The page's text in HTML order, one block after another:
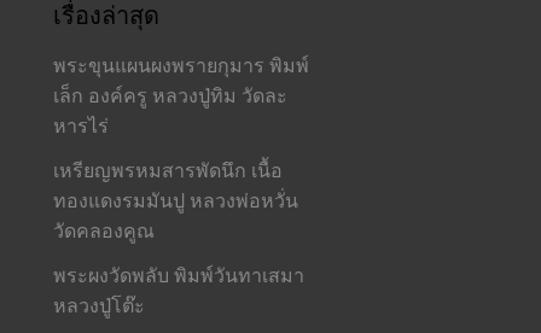
เรื่องล่าสุด
พระขุนแผนผงพรายกุมาร พิมพ์
เล็ก องค์ครู หลวงปู่ทิม วัดละ
หารไร่
เหรียญพรหมสารพัดนึก เนื้อ
ทองแดงรมมันปู หลวงพ่อหวั่น
วัดคลองคูณ
พระผงวัดพลับ พิมพ์วันทาเสมา
หลวงปู่โต๊ะ